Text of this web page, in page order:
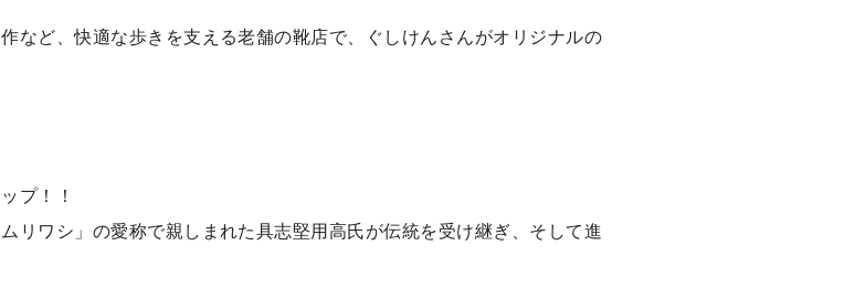
など、快適な歩きを支える老舗の靴店で、ぐしけんさんがオリジナルの
プ！！
リワシ」の愛称で親しまれた具志堅用高氏が伝統を受け継ぎ、そして進